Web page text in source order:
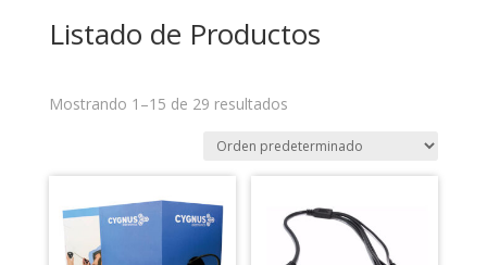
Listado de Productos
Mostrando 1–15 de 29 resultados